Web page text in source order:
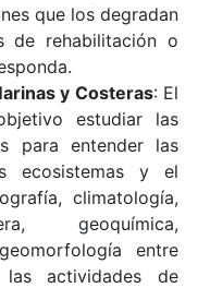
que los degradan
de rehabilitación o
y Costeras: El
estudiar las
para entender las
ecosistemas y el
climatología,
geoquímica,
entre
las actividades de